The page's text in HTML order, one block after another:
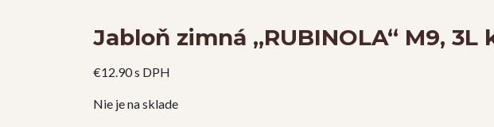
Jabloň zimná „RUBINOLA“ M9, 3L
€12.90s DPH
Nie je na sklade